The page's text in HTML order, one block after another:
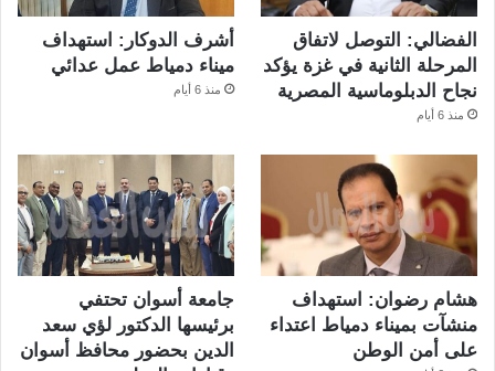
الفضالي: التوصل لاتفاق
المرحلة الثانية في غزة يؤكد
نجاح الدبلوماسية المصرية
منذ 6 أيام
أشرف الدوكار: استهداف
ميناء دمياط عمل عدائي
منذ 6 أيام
هشام رضوان: استهداف
منشآت بميناء دمياط اعتداء
على أمن الوطن
جامعة أسوان تحتفي
برئيسها الدكتور لؤي سعد
الدين بحضور محافظ أسوان